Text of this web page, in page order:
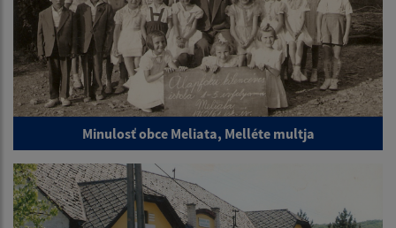
Minulosť obce Meliata, Melléte multja